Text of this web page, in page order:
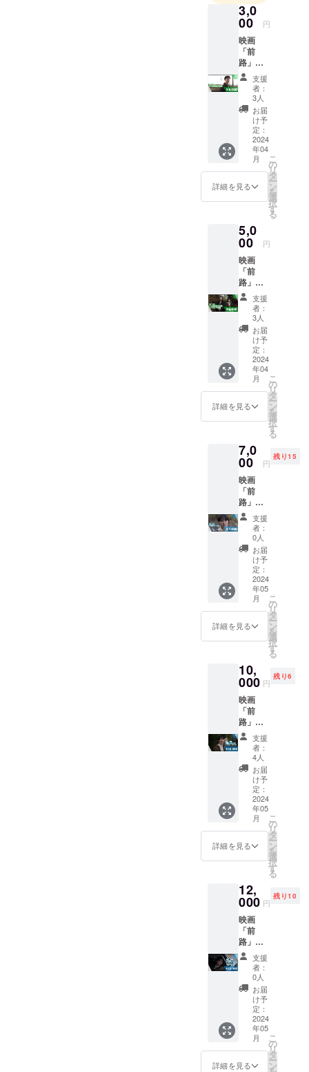
この作品を
より多くの
方に見てい
ただけます
と幸いで
す。
是非ご支援
のほど、よ
ろしくお願
いいたしま
3,0
00 円
映画
「前
路」本
編
Web限
定先行
公開
（視聴
期限付
き） 本
編：約
40分
Web限
定先行
公開は
4K
の配信
を予定
してお
りま
す。 注
意事項
視聴期
限は公
開日か
ら２週
間で
す。期
限後は
視聴す
ること
はでき
ません
い。 視
聴には
限定公
開URL
とパス
ワード
が必要
になり
ます。
URLと
パス
ワード
を第三
者に共
有した
り、
SNS等
やめく
ださ
編の内
容や画
質,品質
はやむ
を得ず
一部変
更とな
る場合
があり
ます。
ご了承
くださ
支援
者：
3人
お届
け予
定：
2024
年04
月
詳細を見る
こ
の
リ
タ
ー
ン
を
選
択
す
る
5,0
00 円
映画
「前
路」本
編
Web限
定先行
公開
[4K,HD
R]＋本
編メイ
キング
（視聴
期限付
き） 本
編：約
40分 ＋
イキン
グ 注意
事項 視
聴期限
は公開
日から
２週間
です。
期限後
は視聴
するこ
とはで
きませ
んので
ご了承
くださ
い。 視
とパス
ワード
が必要
になり
ます。
URLと
パス
ワード
を第三
者に共
有した
り、
SNS等
に公開
するこ
とはお
やめく
容や画
質,品質
を得ず
一部変
更とな
る場合
があり
ます。
ご了承
くださ
支援
者：
3人
お届
け予
定：
2024
年04
月
詳細を見る
こ
の
リ
タ
ー
ン
を
選
択
す
る
7,0
00 円
残り15
映画
「前
路」本
編
Blu-ray
本編：
約40分
Blu-ray
を指定
の住所
にお届
けする
プラン
です。
お届け
はクラ
ファン
ディン
グ終了
後とな
りま
す。
（2024
年5月中
を目安
に発送
いたし
す。）
注意事
項 Blu-
ray版の
映像は
20p),SD
Rとなり
ます。
4K,HD
Rでの公
開は
web限
定のた
め、も
しよろ
しけれ
ばそち
らも合
わせて
ご支援
いただ
けます
と幸い
です。
支援
者：
0人
お届
け予
定：
2024
年05
月
詳細を見る
こ
の
リ
タ
ー
ン
を
選
択
す
る
10,
000 円
残り6
映画
「前
路」本
編
Blu-ray
本編＋
フォト
ブック
セット
本編：
約40
分
フォト
ブック
Blu-ray
と映画
路」オ
フィ
シャル
フォト
ブック
を指定
の住所
にお届
けする
プラン
です。
お届け
はクラ
ウド
ファン
ディン
グ終了
支援
者：
4人
お届
け予
定：
2024
年05
月
詳細を見る
こ
の
リ
タ
ー
ン
を
選
択
す
る
12,
000 円
残り10
映画
「前
路」
Blu-ray
本編＋
フォト
ブック
＋台本
セット
本編：
約40
分
フォト
ブッ
支援
者：
0人
お届
け予
定：
2024
年05
月
詳細を見る
こ
の
リ
タ
ー
ン